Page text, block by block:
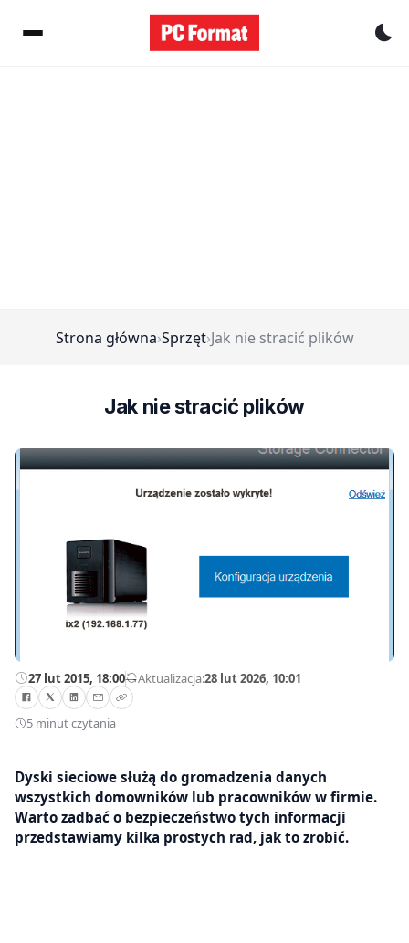
Strona główna›Sprzęt›Jak nie stracić plików
Jak nie stracić plików
27 lut 2015, 18:00—Aktualizacja:28 lut 2026, 10:01
5 minut czytania
Dyski sieciowe służą do gromadzenia danych
wszystkich domowników lub pracowników w firmie.
Warto zadbać o bezpieczeństwo tych informacji
przedstawiamy kilka prostych rad, jak to zrobić.